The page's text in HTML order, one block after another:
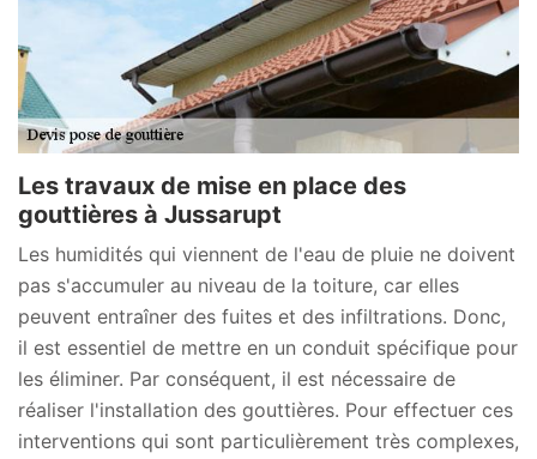
Les travaux de mise en place des
gouttières à Jussarupt
Les humidités qui viennent de l'eau de pluie ne doivent
pas s'accumuler au niveau de la toiture, car elles
peuvent entraîner des fuites et des infiltrations. Donc,
il est essentiel de mettre en un conduit spécifique pour
les éliminer. Par conséquent, il est nécessaire de
réaliser l'installation des gouttières. Pour effectuer ces
interventions qui sont particulièrement très complexes,